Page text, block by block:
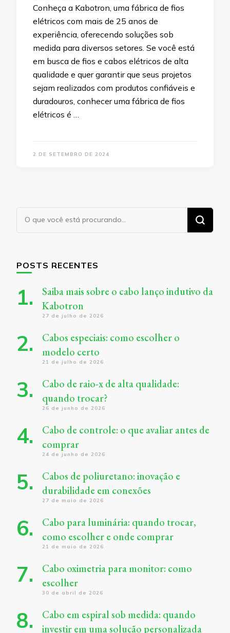
Conheça a Kabotron, uma fábrica de fios
elétricos com mais de 25 anos de
experiência, oferecendo soluções sob
medida para diversos setores. Se você está
em busca de fios e cabos elétricos de alta
qualidade e quer garantir que seus projetos
sejam realizados com produtos confiáveis e
duradouros, conhecer uma fábrica de fios
elétricos é …
2 DE SETEMBRO DE 2024
Procurando
algo?
POSTS RECENTES
Saiba mais sobre o cabo lanço indutivo da
Kabotron
27 de julho de 2026
Cabos especiais: como escolher o
modelo certo
21 de julho de 2026
Cabo de raio-x de alta qualidade:
quando trocar?
26 de junho de 2026
Cabo de controle: o que avaliar antes de
comprar
24 de junho de 2026
Cabos de poliuretano: inovação e
durabilidade em conexões
27 de maio de 2026
Cabo para luminária: quando trocar,
como escolher e onde comprar
21 de maio de 2026
Cabo oximetria para monitor: como
escolher
30 de abril de 2026
Cabo em espiral sob medida: quando
investir em uma solução personalizada